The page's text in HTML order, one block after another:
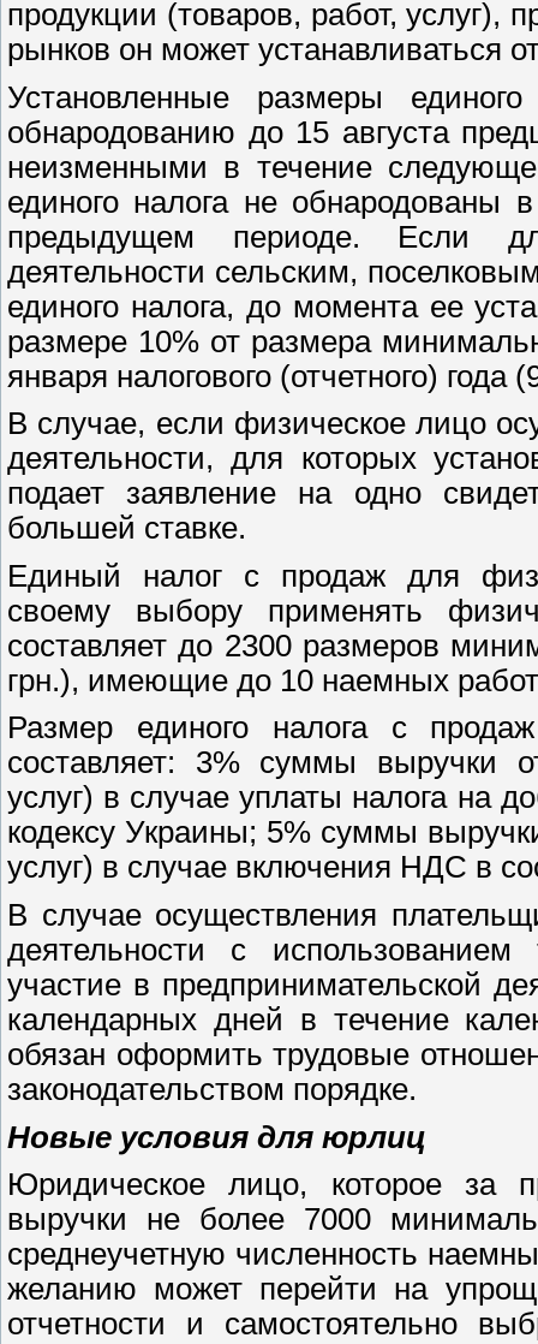
продукции (товаров, работ, услуг),
рынков он может устанавливаться
Установленные размеры
обнародованию до 15 августа
неизменными в течение
единого налога не обнародованы
предыдущем периоде. Если
деятельности сельским,
единого налога, до момента ее
размере 10% от размера
января налогового (отчетного) года
В случае, если физическое лицо
деятельности, для которых
подает заявление на одно
большей ставке.
Единый налог с продаж для
своему выбору применять
составляет до 2300 размеров
грн.), имеющие до 10 наемных
Размер единого налога с
составляет: 3% суммы выручки
услуг) в случае уплаты налога на
кодексу Украины; 5% суммы
услуг) в случае включения НДС в
В случае осуществления
деятельности с
участие в предпринимательской
календарных дней в течение
обязан оформить трудовые
законодательством порядке.
Новые условия для юрлиц
Юридическое лицо, которое за
выручки не более 7000
среднеучетную численность
желанию может перейти на
отчетности и самостоятельно